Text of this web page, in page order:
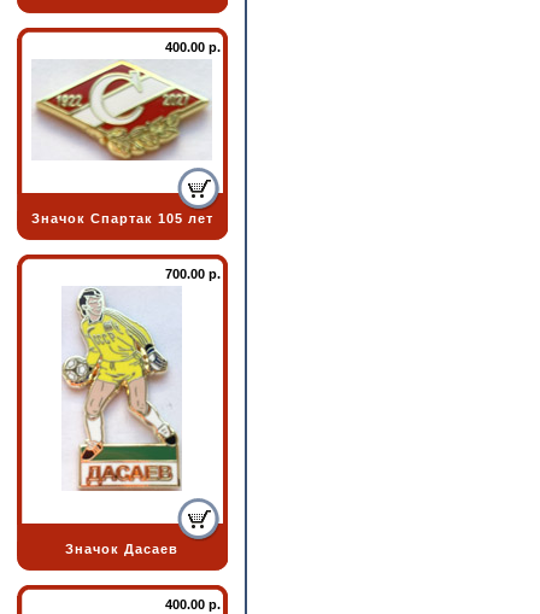
400.00 р.
Значок Спартак 105 лет
700.00 р.
Значок Дасаев
400.00 р.